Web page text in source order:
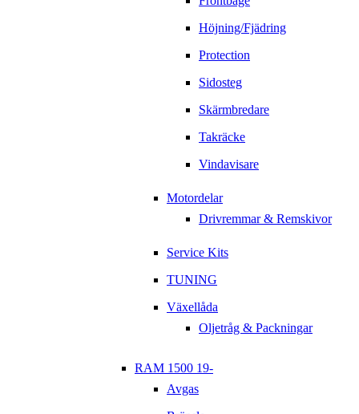
Höjning/Fjädring
Protection
Sidosteg
Skärmbredare
Takräcke
Vindavisare
Motordelar
Drivremmar & Remskivor
Service Kits
TUNING
Växellåda
Oljetråg & Packningar
RAM 1500 19-
Avgas